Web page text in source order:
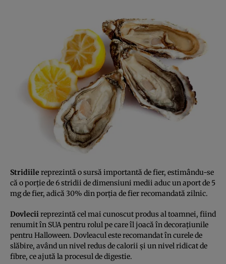
Stridiile reprezintă o sursă importantă de fier, estimându-se
că o porţie de 6 stridii de dimensiuni medii aduc un aport de 5
mg de fier, adică 30% din porţia de fier recomandată zilnic.
Dovleciireprezintă cel mai cunoscut produs al toamnei, fiind
renumit în SUA pentru rolul pe care îl joacă în decoraţiunile
pentru Halloween. Dovleacul este recomandat în curele de
slăbire, având un nivel redus de calorii şi un nivel ridicat de
fibre, ce ajută la procesul de digestie.